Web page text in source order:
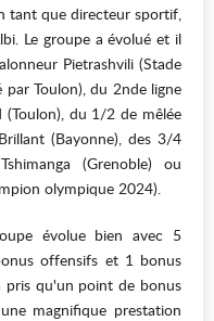
tant que directeur sportif,
Le groupe a évolué et il
Pietrashvili (Stade
Toulon), du 2nde ligne
(Toulon), du 1/2 de mêlée
(Bayonne), des 3/4
(Grenoble) ou
olympique 2024).
évolue bien avec 5
offensifs et 1 bonus
pris qu'un point de bonus
magnifique prestation